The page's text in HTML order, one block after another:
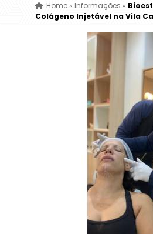
Home» Informações »
Colágeno Injetável na Vila